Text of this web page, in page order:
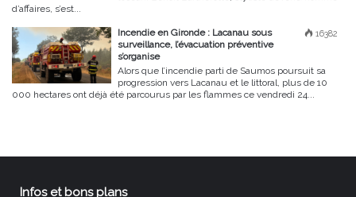
d’affaires, s’est...
16382
Incendie en Gironde : Lacanau sous
surveillance, l’évacuation préventive
s’organise
Alors que l’incendie parti de Saumos poursuit sa
progression vers Lacanau et le littoral, plus de 10
000 hectares ont déjà été parcourus par les flammes ce vendredi 24...
Infos et bons plans